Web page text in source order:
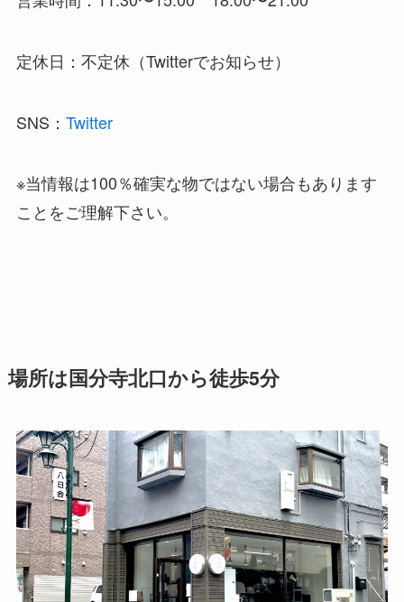
定休日：不定休（Twitterでお知らせ）
SNS： Twitter
※当情報は100％確実な物ではない場合もあります
ことをご理解下さい。
場所は国分寺北口から徒歩5分